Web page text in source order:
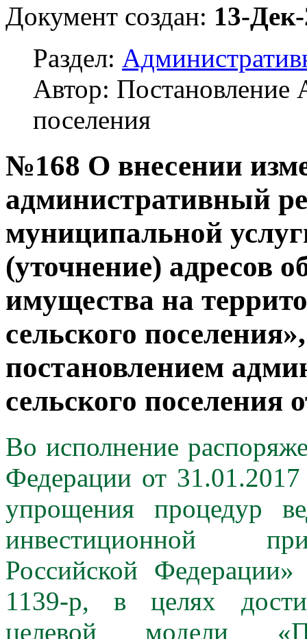
Документ создан: 13-
Раздел:
Автор: Постановление
поселения
№168 О внесении
административный
муниципальной
(уточнение) адресов
имущества на
сельского
постановлением
сельского поселения
Во исполнение
Федерации от
упрощения процедур
инвестиционной
Российской
1139-р, в целях
целевой модели